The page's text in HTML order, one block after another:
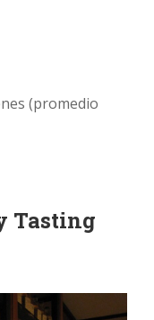
(promedio
Tasting